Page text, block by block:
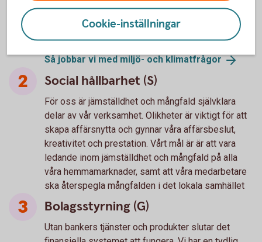
flytta dina pengar till mer hållbara alternativ, samt
högt ställda klimatmål utifrån investeringar och
Så jobbar vi med miljö- ochklimatfrågor
Social hållbarhet (S)
För oss är jämställdhet och mångfald självklara
delar av vår verksamhet. Olikheter är viktigt för att
skapa affärsnytta och gynnar våra affärsbeslut,
kreativitet och prestation. Vårt mål är är att vara
ledande inom jämställdhet och mångfald på alla
våra hemmamarknader, samt att våra medarbetare
ska återspegla mångfalden i det lokala samhället
Bolagsstyrning (G)
Utan bankers tjänster och produkter slutar det
Cookie-inställningar